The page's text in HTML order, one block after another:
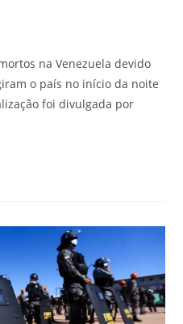
na Venezuela devido
o país no início da noite
foi divulgada por